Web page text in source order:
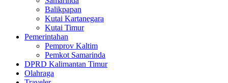
Balikpapan
Kutai Kartanegara
Kutai Timur
Pemerintahan
Pemprov Kaltim
Pemkot Samarinda
DPRD Kalimantan Timur
Olahraga